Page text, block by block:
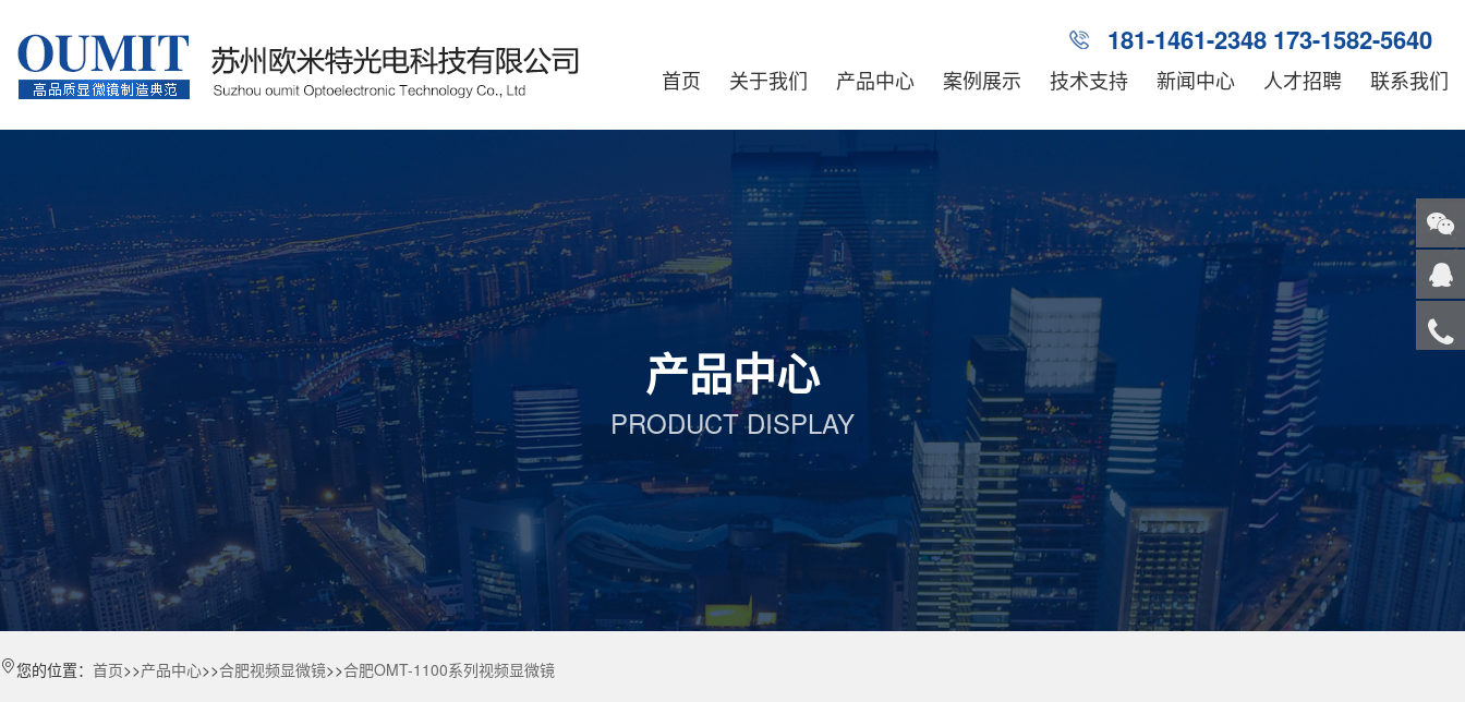
181-1461-2348 173-1582-5640
首页 关于我们 产品中心 案例展示 技术支持 新闻中心 人才招聘 联系我们
产品中心
PRODUCT DISPLAY
您的位置： 首页>>产品中心>>合肥视频显微镜>>合肥OMT-1100系列视频显微镜
关注
微信
客服
顶部